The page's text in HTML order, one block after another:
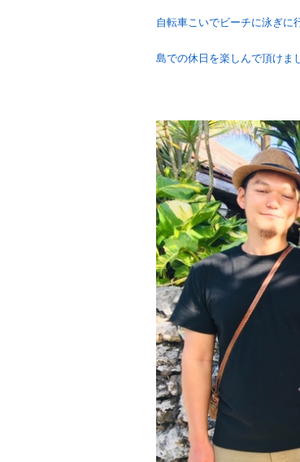
自転車こいでビーチに泳ぎ
島での休日を楽しんで頂けま